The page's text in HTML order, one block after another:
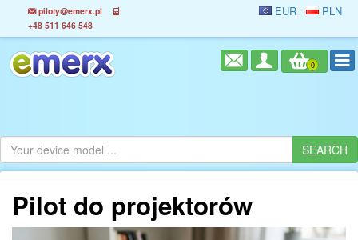
piloty@emerx.pl
+48 511 646 548
EUR PLN
0
Pilot do projektorów